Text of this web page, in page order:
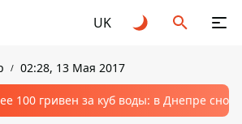
UK
02:28, 13 Мая 2017
100 гривен за куб воды: в Днепре